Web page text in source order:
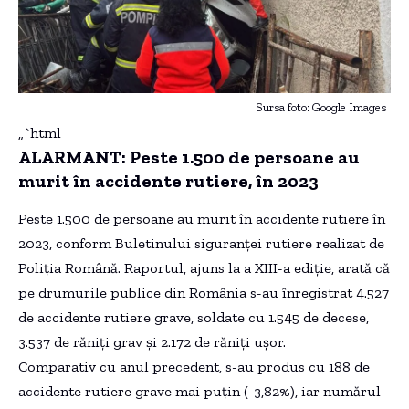
Sursa foto: Google Images
„`html
ALARMANT: Peste 1.500 de persoane au
murit în accidente rutiere, în 2023
Peste 1.500 de persoane au murit în accidente rutiere în
2023, conform Buletinului siguranţei rutiere realizat de
Poliţia Română. Raportul, ajuns la a XIII-a ediţie, arată că
pe drumurile publice din România s-au înregistrat 4.527
de accidente rutiere grave, soldate cu 1.545 de decese,
3.537 de răniţi grav şi 2.172 de răniţi uşor.
Comparativ cu anul precedent, s-au produs cu 188 de
accidente rutiere grave mai puţin (-3,82%), iar numărul